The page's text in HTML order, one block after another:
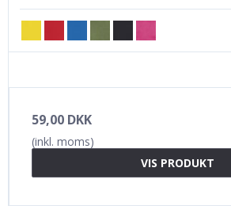
59,00 DKK
(inkl. moms)
VIS PRODUKT